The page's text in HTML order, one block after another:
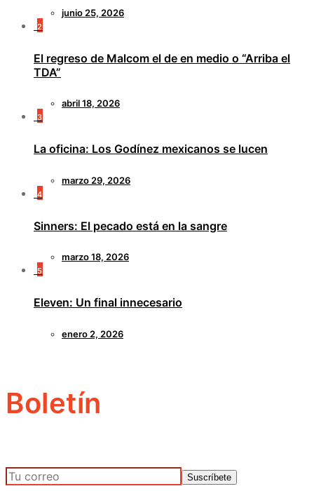
junio 25, 2026
2
El regreso de Malcom el de en medio o “Arriba el
TDA”
abril 18, 2026
3
La oficina: Los Godínez mexicanos se lucen
marzo 29, 2026
4
Sinners: El pecado está en la sangre
marzo 18, 2026
5
Eleven: Un final innecesario
enero 2, 2026
Boletín